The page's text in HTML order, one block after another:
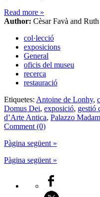
Read more »
Author: Cèsar Favà and
col·lecció
exposicions
General
oficis del museu
recerca
restauració
Etiquetes: Antoine de Lonhy,
Domus Dei, exposició, gestió
d’Arte Antica, Palazzo
Comment (0)
Pàgina següent »
Pàgina següent »